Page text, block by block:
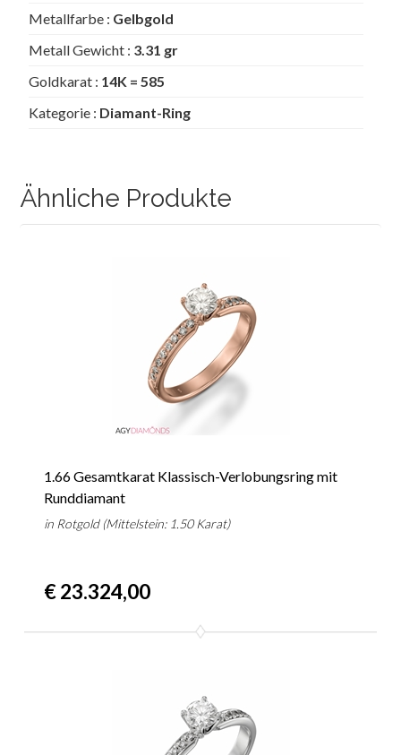
Metallfarbe : Gelbgold
Metall Gewicht : 3.31 gr
Goldkarat : 14K = 585
Kategorie : Diamant-Ring
Ähnliche Produkte
1.66 Gesamtkarat Klassisch-Verlobungsring mit
Runddiamant
in Rotgold (Mittelstein: 1.50 Karat)
€ 23.324,00